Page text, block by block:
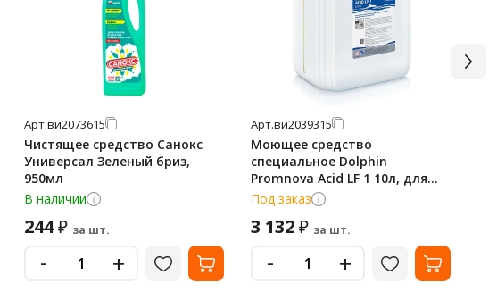
Арт.ви2073615
Чистящее средство Санокс
Универсал Зеленый бриз,
950мл
В наличии
244₽ за шт.
- +
Арт.ви2039315
Моющее средство
специальное Dolphin
Promnova Acid LF 1 10л, для
удаления минеральных
отложений, D045-10
Под заказ
3 132₽ за шт.
- +